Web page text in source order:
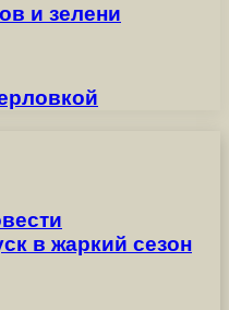
и зелени
в жаркий сезон